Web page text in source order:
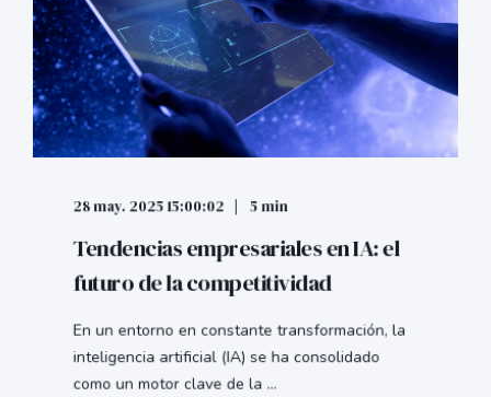
28 may. 2025 15:00:02 5 min
Tendencias empresariales en IA: el
futuro de la competitividad
En un entorno en constante transformación, la
inteligencia artificial (IA) se ha consolidado
como un motor clave de la ...